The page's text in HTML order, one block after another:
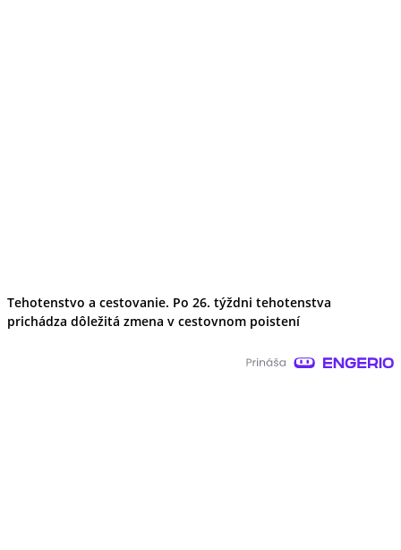
Tehotenstvo a cestovanie. Po 26. týždni tehotenstva
prichádza dôležitá zmena v cestovnom poistení